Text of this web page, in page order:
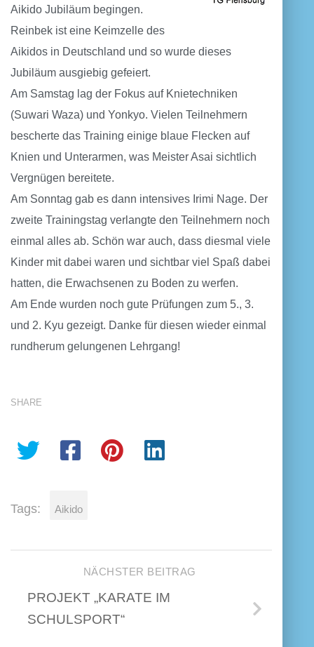
Aikido Jubiläum begingen.
Reinbek ist eine Keimzelle des
Aikidos in Deutschland und so wurde dieses
Jubiläum ausgiebig gefeiert.
Am Samstag lag der Fokus auf Knietechniken
(Suwari Waza) und Yonkyo. Vielen Teilnehmern
bescherte das Training einige blaue Flecken auf
Knien und Unterarmen, was Meister Asai sichtlich
Vergnügen bereitete.
Am Sonntag gab es dann intensives Irimi Nage. Der
zweite Trainingstag verlangte den Teilnehmern noch
einmal alles ab. Schön war auch, dass diesmal viele
Kinder mit dabei waren und sichtbar viel Spaß dabei
hatten, die Erwachsenen zu Boden zu werfen.
Am Ende wurden noch gute Prüfungen zum 5., 3.
und 2. Kyu gezeigt. Danke für diesen wieder einmal
rundherum gelungenen Lehrgang!
SHARE
Tags: Aikido
NÄCHSTER BEITRAG
PROJEKT „KARATE IM
SCHULSPORT“